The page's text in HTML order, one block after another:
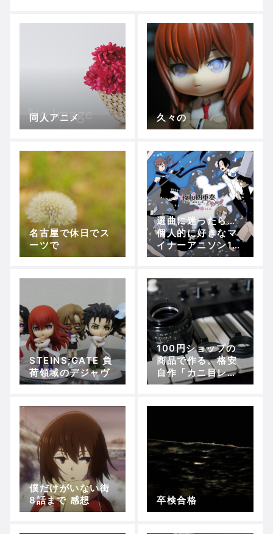
同人アニメ 久々の
名古屋で休日でス
ーツで
選曲に迷ったら…
個人的に好きなマ
イナーアニソン16
曲
STEINS;GATE 負
荷領域のデジャヴ
100円ショップの
商品で作る。格安
自作「カニ目レン
チ」
僕だけがいない街
8話まで 感想
卒検合格